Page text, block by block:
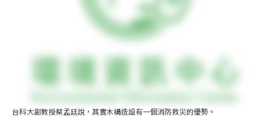
台科大副教授蔡孟廷說，其實木構造設有一個消防救災的優勢。